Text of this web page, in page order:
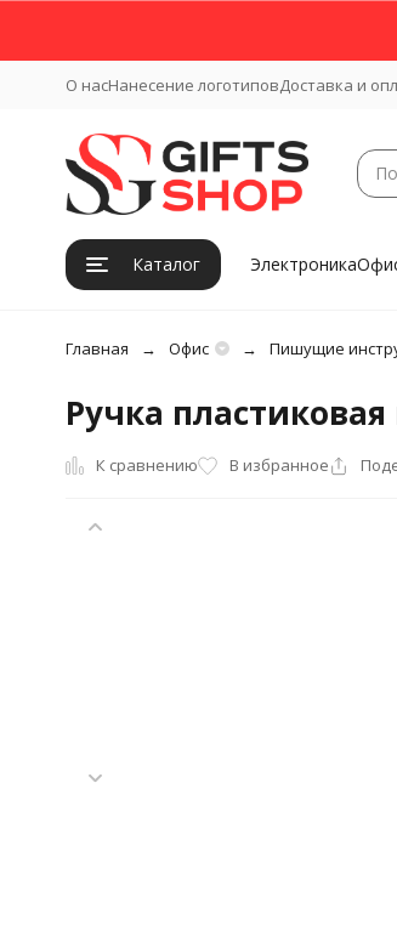
О насНанесение логотиповДоставка и
Каталог Электроника
Главная Офис Пишущие
Ручка
К сравнению В избранное